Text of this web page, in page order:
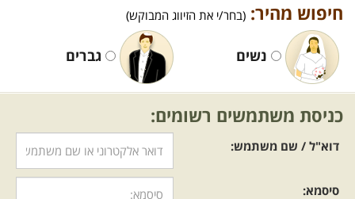
חיפוש מהיר: (בחר/י את הזיווג המבוקש)
נשים גברים
כניסת משתמשים רשומים:
דוא"ל / שם משתמש:
סיסמא: